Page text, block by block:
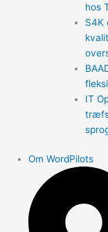
hos
S4K
IT
Om WordPilots